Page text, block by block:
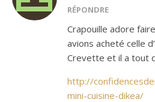
RÉPONDRE
Crapouille adore
avions acheté celle
Crevette et il a tout
http://
mini-cuisine-dikea/